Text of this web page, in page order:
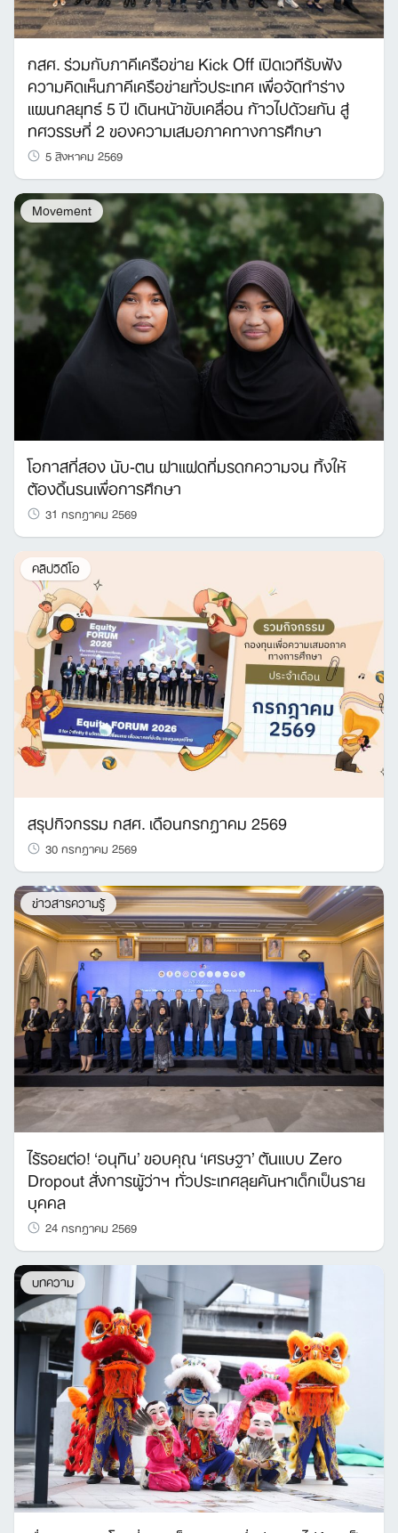
Search
for:
กสศ. ร่วมกับภาคีเครือข่าย Kick Off เปิดเวทีรับฟัง
ความคิดเห็นภาคีเครือข่ายทั่วประเทศ เพื่อจัดทำร่าง
แผนกลยุทธ์ 5 ปี เดินหน้าขับเคลื่อน ก้าวไปด้วยกัน สู่
ทศวรรษที่ 2 ของความเสมอภาคทางการศึกษา
5 สิงหาคม 2569
Movement
โอกาสที่สอง นับ-ตน ฝาแฝดที่มรดกความจน ทิ้งให้
ต้องดิ้นรนเพื่อการศึกษา
31 กรกฎาคม 2569
คลิปวิดีโอ
สรุปกิจกรรม กสศ. เดือนกรกฎาคม 2569
30 กรกฎาคม 2569
ข่าวสารความรู้
ไร้รอยต่อ! ‘อนุทิน’ ขอบคุณ ‘เศรษฐา’ ต้นแบบ Zero
Dropout สั่งการผู้ว่าฯ ทั่วประเทศลุยค้นหาเด็กเป็นราย
บุคคล
24 กรกฎาคม 2569
บทความ